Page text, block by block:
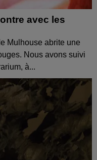
avec les
Mulhouse abrite une
Nous avons suivi
à...